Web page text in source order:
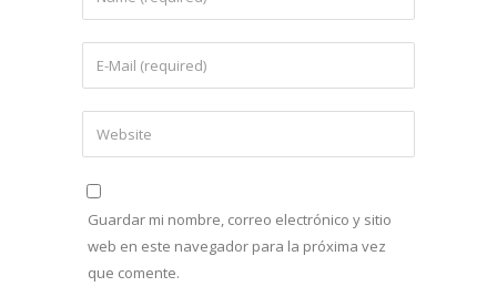
Guardar mi nombre, correo electrónico y sitio
web en este navegador para la próxima vez
que comente.